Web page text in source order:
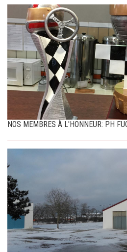
NOS MEMBRES À L'HONNEUR: PH